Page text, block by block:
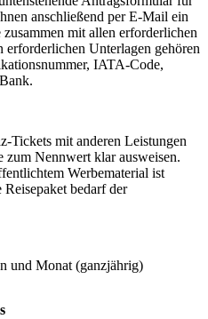
anschließend per E-Mail ein
mit allen erforderlichen
erforderlichen Unterlagen gehören
IATA-Code,
Tickets mit anderen Leistungen
zum Nennwert klar ausweisen.
Werbematerial ist
bedarf der
und Monat (ganzjährig)